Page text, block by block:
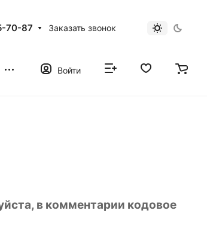
70-87 Заказать звонок
Войти
в комментарии кодовое